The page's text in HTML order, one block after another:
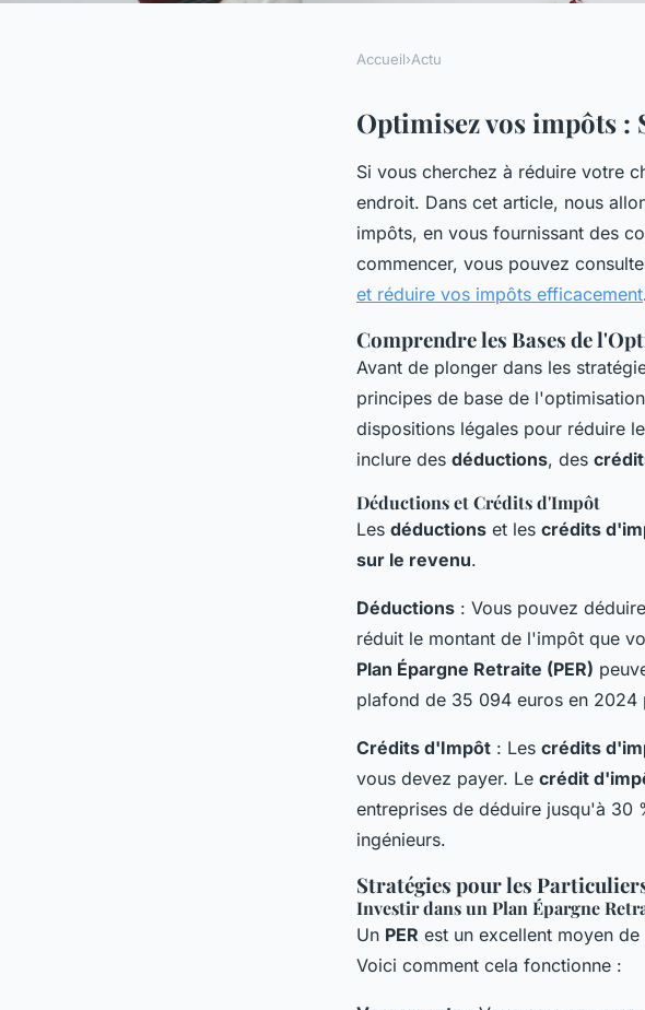
Optimisez vos impôts :
alléger vos finances
Accueil›Actu
Optimisez vos impôts :
Si vous cherchez à réduire votre
endroit. Dans cet article, nous
impôts, en vous fournissant des
commencer, vous pouvez
et réduire vos impôts efficacement
Comprendre les Bases de
Avant de plonger dans les
principes de base de
dispositions légales pour réduire le
inclure des déductions, des
Déductions et Crédits d'Impôt
Les déductions et les crédits
sur le revenu.
Déductions : Vous pouvez
réduit le montant de l'impôt que
Plan Épargne Retraite (PER)
plafond de 35 094 euros en 2024
Crédits d'Impôt : Les crédits
vous devez payer. Le crédit
entreprises de déduire jusqu'à 30
ingénieurs.
Stratégies pour les
Investir dans un Plan Épargne
Un PER est un excellent moyen
Voici comment cela fonctionne :